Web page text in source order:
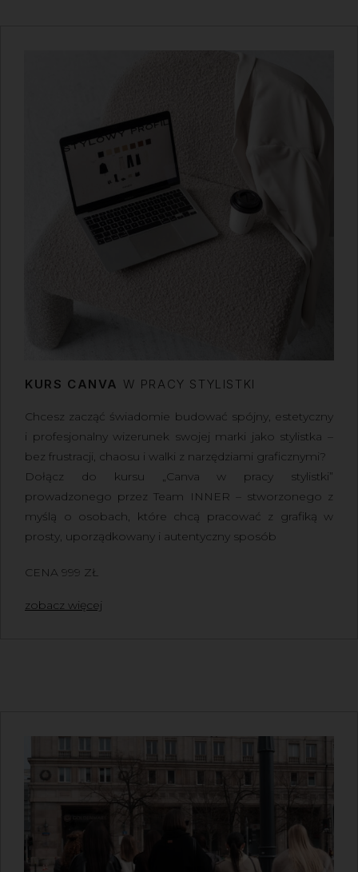
KURS CANVA W PRACY STYLISTKI
Chcesz zacząć świadomie budować spójny, estetyczny
i profesjonalny wizerunek swojej marki jako stylistka –
bez frustracji, chaosu i walki z narzędziami graficznymi?
Dołącz do kursu „Canva w pracy stylistki”
prowadzonego przez Team INNER – stworzonego z
myślą o osobach, które chcą pracować z grafiką w
prosty, uporządkowany i autentyczny sposób
CENA 999 ZŁ
zobacz więcej